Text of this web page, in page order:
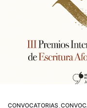
CONVOCATORIAS,